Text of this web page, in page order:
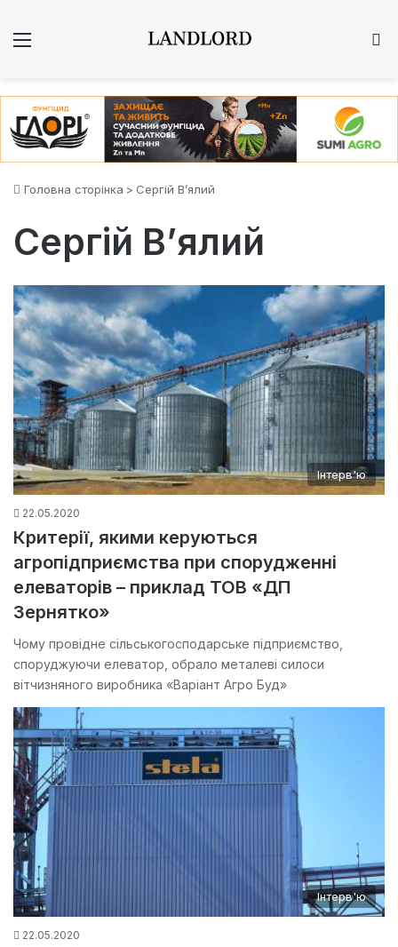
Головна сторінка > Сергій В’ялий
Сергій В’ялий
Інтерв'ю
22.05.2020
Критерії, якими керуються
агропідприємства при спорудженні
елеваторів – приклад ТОВ «ДП
Зернятко»
Чому провідне сільськогосподарське підприємство,
споруджуючи елеватор, обрало металеві силоси
вітчизняного виробника «Варіант Агро Буд»
Інтерв'ю
22.05.2020